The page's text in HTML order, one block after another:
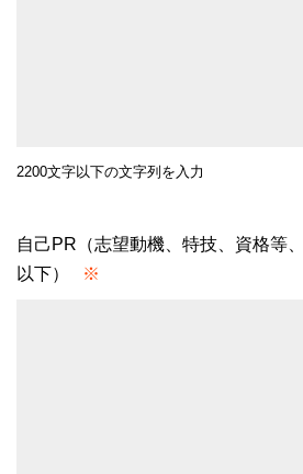
2200文字以下の文字列を入力
自己PR（志望動機、特技、資格等
以下）
※